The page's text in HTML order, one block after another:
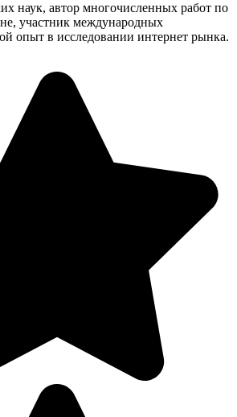
наук, автор многочисленных работ по
участник международных
опыт в исследовании интернет рынка.